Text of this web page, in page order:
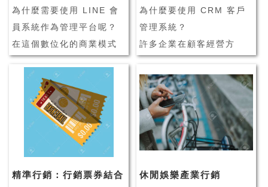
來客數？
為什麼需要使用 LINE 會
員系統作為管理平台呢？
在這個數位化的商業模式
下，業者陸續面臨許多挑
戰，像是實體店家面臨的
銷售問題、新客難找導致
客流變少、同業競爭力提
升等問題。而網路的發達
讓消費者可以更輕易的上
對於實體店...
為什麼要使用 CRM 客戶
管理系統？
許多企業在顧客經營方
面，會透過 CRM 客戶管
理系統輔助企業管理，並
維繫客戶之間的良好關
係。由此可見，CRM 客戶
關係管理系統在企業經營
管理上，正扮演著相當重
精準行銷：行銷票券結合 休閒娛樂產業行銷